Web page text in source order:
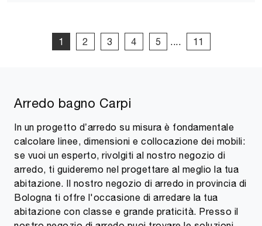
1 2 3 4 5 .... 11
Arredo bagno Carpi
In un progetto d’arredo su misura è fondamentale
calcolare linee, dimensioni e collocazione dei mobili:
se vuoi un esperto, rivolgiti al nostro negozio di
arredo, ti guideremo nel progettare al meglio la tua
abitazione. Il nostro negozio di arredo in provincia di
Bologna ti offre l'occasione di arredare la tua
abitazione con classe e grande praticità. Presso il